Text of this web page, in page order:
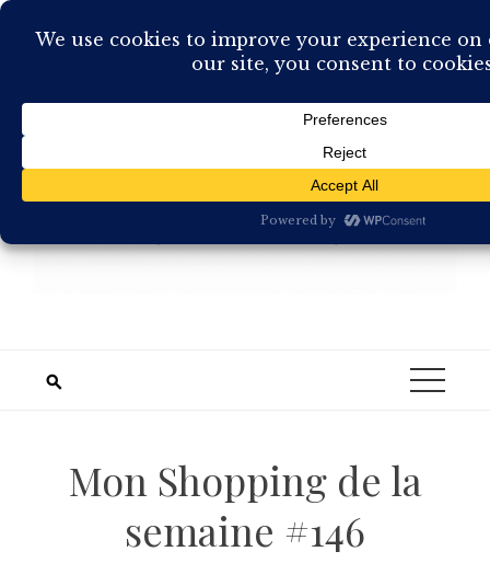
Skip
Mon Shopping de la
semaine #146